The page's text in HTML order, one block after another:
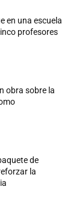
en una escuela
profesores
obra sobre la
de
la